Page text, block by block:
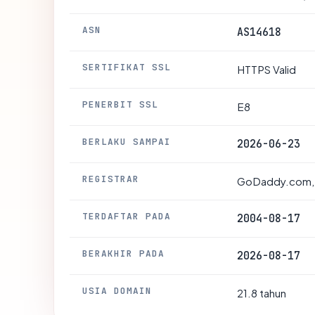
ASN AS14618
SERTIFIKAT SSL HTTPS Valid
PENERBIT SSL E8
BERLAKU SAMPAI 2026-06-23
REGISTRAR GoDaddy.com,
TERDAFTAR PADA 2004-08-17
BERAKHIR PADA 2026-08-17
USIA DOMAIN 21.8 tahun